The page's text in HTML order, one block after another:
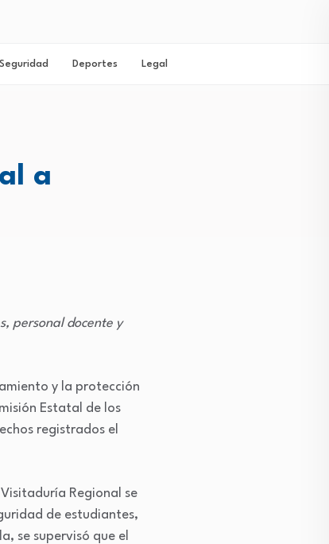
Seguridad Deportes Legal
a
personal docente y
y la protección
Estatal de los
registrados el
Regional se
de estudiantes,
se supervisó que el